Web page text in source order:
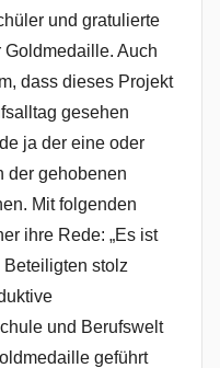
und gratulierte
Auch
dass dieses Projekt
gesehen
ja der eine oder
der gehobenen
Mit folgenden
ihre Rede: „Es ist
stolz
und Berufswelt
geführt